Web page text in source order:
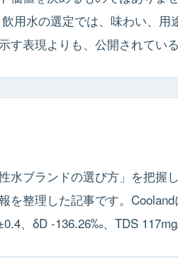
用水の選定では、味わい、
す表現よりも、公開されてい
水ブランドの選び方」を把
を整理した記事です。
、δD -136.26‰、TDS